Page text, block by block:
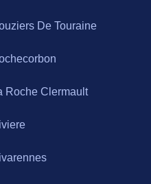
De Touraine
Roche Clermault